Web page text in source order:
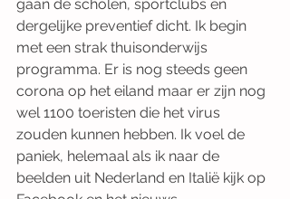
gaan de scholen, sportclubs en
dergelijke preventief dicht. Ik begin
met een strak thuisonderwijs
programma. Er is nog steeds geen
corona op het eiland maar er zijn nog
wel 1100 toeristen die het virus
zouden kunnen hebben. Ik voel de
paniek, helemaal als ik naar de
beelden uit Nederland en Italië kijk op